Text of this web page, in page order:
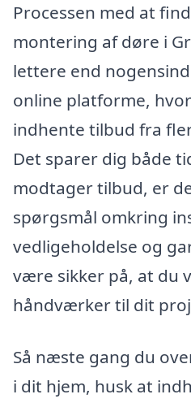
Processen med at
montering af døre i
lettere end
online platforme,
indhente tilbud fra
Det sparer dig både
modtager tilbud, er
spørgsmål omkring
vedligeholdelse og
være sikker på, at du
håndværker til dit
Så næste gang du
i dit hjem, husk at